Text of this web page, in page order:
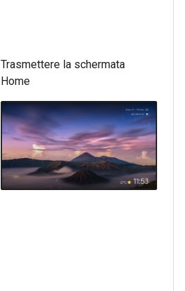
Trasmettere la schermata
Home